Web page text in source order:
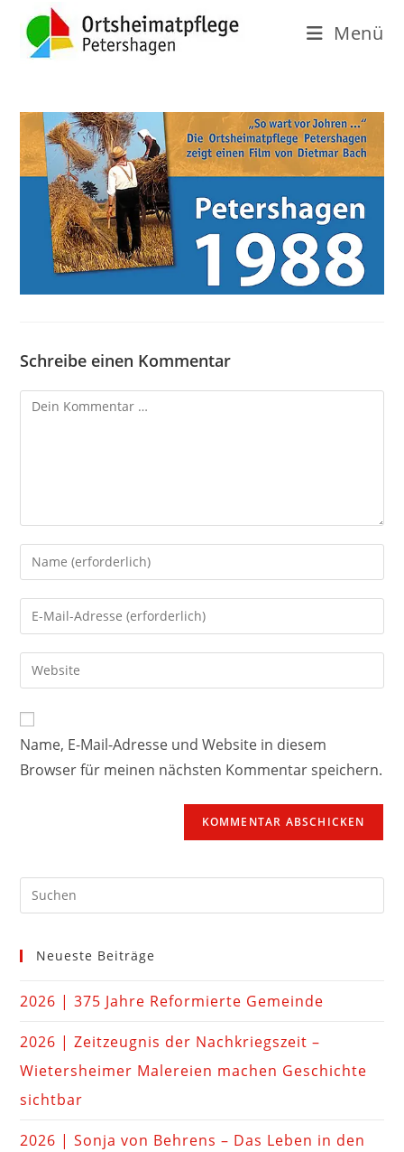
Menü
Schreibe einen Kommentar
Name, E-Mail-Adresse und Website in diesem
Browser für meinen nächsten Kommentar speichern.
Neueste Beiträge
2026 | 375 Jahre Reformierte Gemeinde
2026 | Zeitzeugnis der Nachkriegszeit –
Wietersheimer Malereien machen Geschichte
sichtbar
2026 | Sonja von Behrens – Das Leben in den